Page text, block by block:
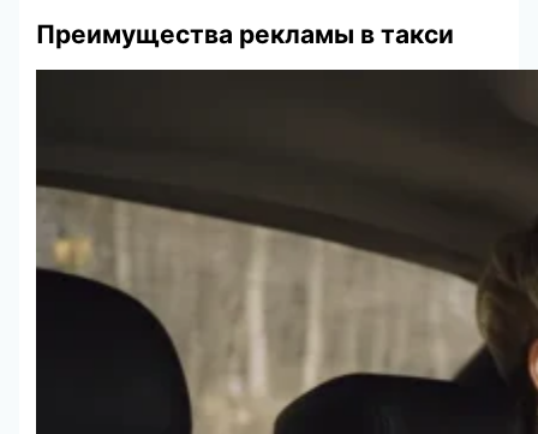
Преимущества рекламы в такси